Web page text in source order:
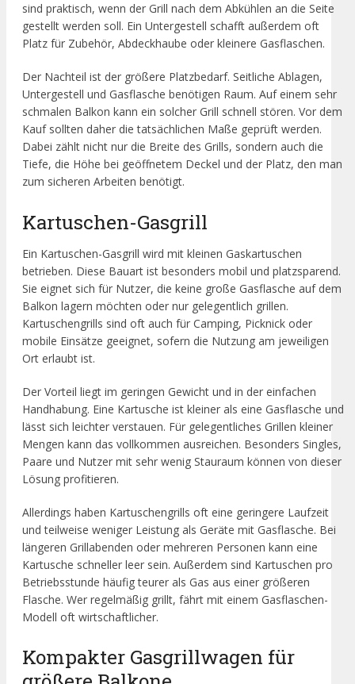
sind praktisch, wenn der Grill nach dem Abkühlen an die Seite
gestellt werden soll. Ein Untergestell schafft außerdem oft
Platz für Zubehör, Abdeckhaube oder kleinere Gasflaschen.
Der Nachteil ist der größere Platzbedarf. Seitliche Ablagen,
Untergestell und Gasflasche benötigen Raum. Auf einem sehr
schmalen Balkon kann ein solcher Grill schnell stören. Vor dem
Kauf sollten daher die tatsächlichen Maße geprüft werden.
Dabei zählt nicht nur die Breite des Grills, sondern auch die
Tiefe, die Höhe bei geöffnetem Deckel und der Platz, den man
zum sicheren Arbeiten benötigt.
Kartuschen-Gasgrill
Ein Kartuschen-Gasgrill wird mit kleinen Gaskartuschen
betrieben. Diese Bauart ist besonders mobil und platzsparend.
Sie eignet sich für Nutzer, die keine große Gasflasche auf dem
Balkon lagern möchten oder nur gelegentlich grillen.
Kartuschengrills sind oft auch für Camping, Picknick oder
mobile Einsätze geeignet, sofern die Nutzung am jeweiligen
Ort erlaubt ist.
Der Vorteil liegt im geringen Gewicht und in der einfachen
Handhabung. Eine Kartusche ist kleiner als eine Gasflasche und
lässt sich leichter verstauen. Für gelegentliches Grillen kleiner
Mengen kann das vollkommen ausreichen. Besonders Singles,
Paare und Nutzer mit sehr wenig Stauraum können von dieser
Lösung profitieren.
Allerdings haben Kartuschengrills oft eine geringere Laufzeit
und teilweise weniger Leistung als Geräte mit Gasflasche. Bei
längeren Grillabenden oder mehreren Personen kann eine
Kartusche schneller leer sein. Außerdem sind Kartuschen pro
Betriebsstunde häufig teurer als Gas aus einer größeren
Flasche. Wer regelmäßig grillt, fährt mit einem Gasflaschen-
Modell oft wirtschaftlicher.
Kompakter Gasgrillwagen für